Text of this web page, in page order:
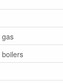
gas
boilers